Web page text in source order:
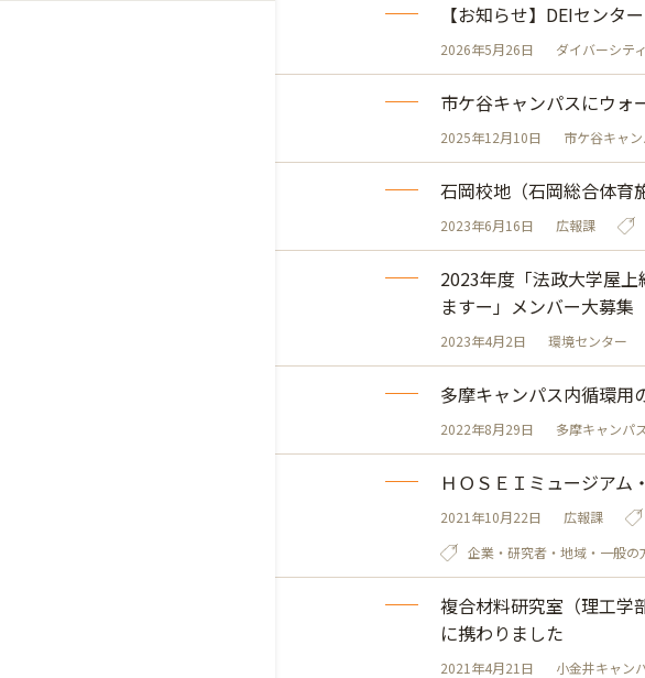
【お知らせ】DEIセンタ
2026年5月26日 ダイバーシテ
市ケ谷キャンパスにウォ
2025年12月10日 市ケ谷キャン
石岡校地（石岡総合体育
2023年6月16日 広報課
2023年度「法政大学屋
ますー」メンバー大募集
2023年4月2日 環境センター
多摩キャンパス内循環用
2022年8月29日 多摩キャンパス
ＨＯＳＥＩミュージアム
2021年10月22日 広報課
企業・研究者・地域・一般の
複合材料研究室（理工学
に携わりました
2021年4月21日 小金井キャン